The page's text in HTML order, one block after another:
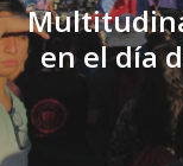
en el día